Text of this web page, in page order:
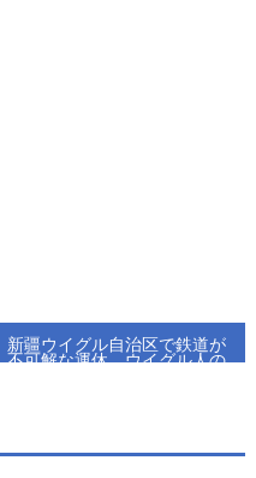
新疆ウイグル自治区で鉄道が
不可解な運休 ウイグル人の